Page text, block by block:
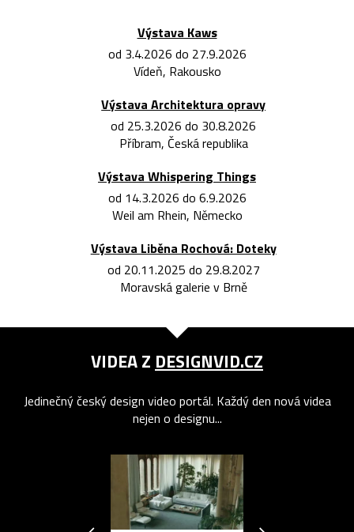
Výstava Kaws
od 3.4.2026 do 27.9.2026
Vídeň, Rakousko
Výstava Architektura opravy
od 25.3.2026 do 30.8.2026
Příbram, Česká republika
Výstava Whispering Things
od 14.3.2026 do 6.9.2026
Weil am Rhein, Německo
Výstava Liběna Rochová: Doteky
od 20.11.2025 do 29.8.2027
Moravská galerie v Brně
VIDEA Z DESIGNVID.CZ
Jedinečný český design video portál. Každý den nová videa
nejen o designu...